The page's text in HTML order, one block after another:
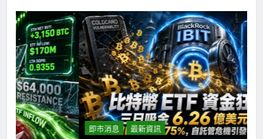
即市消息 最新資訊